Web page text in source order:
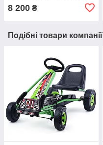
8 200 ₴
Подібні товари компанії